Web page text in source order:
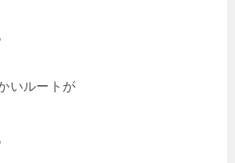
いルートが